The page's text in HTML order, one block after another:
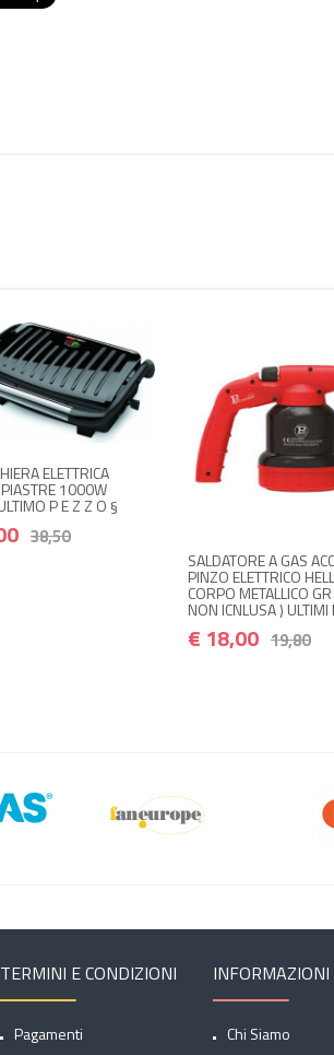
SALDATORE A GAS ACCENSIONE
PINZO ELETTRICO HELLFIRE
CORPO METALLICO GR 190 (
NON ICNLUSA ) ULTIMI PEZZI ;§/
€
TERMINI E CONDIZIONI
Pagamenti
INFORMAZIONI
Chi Siamo